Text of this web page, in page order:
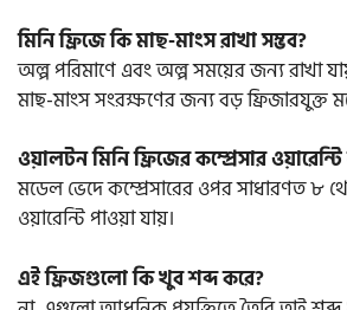
মিনি ফ্রিজে কি মাছ-মাংস রাখা সম্ভব?
অল্প পরিমাণে এবং অল্প সময়ের জন্য রাখা
মাছ-মাংস সংরক্ষণের জন্য বড় ফ্রিজারযুক্ত
ওয়ালটন মিনি ফ্রিজের কম্প্রেসার
মডেল ভেদে কম্প্রেসারের ওপর সাধারণত ৮
ওয়ারেন্টি পাওয়া যায়।
এই ফ্রিজগুলো কি খুব শব্দ করে?